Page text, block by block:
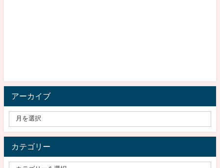
アーカイブ
カテゴリー